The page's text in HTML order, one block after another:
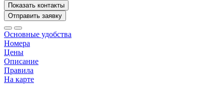
Показать контакты
Отправить заявку
Основные удобства
Номера
Цены
Описание
Правила
На карте